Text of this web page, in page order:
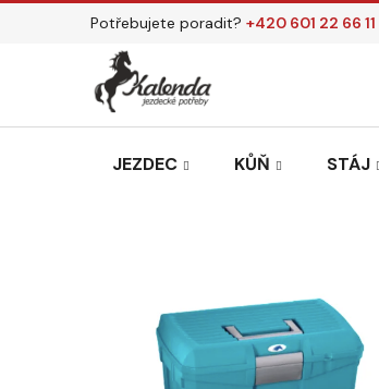
Přejít
Potřebujete poradit? +420 601 22 66 11
JEZDEC KŮŇ STÁJ